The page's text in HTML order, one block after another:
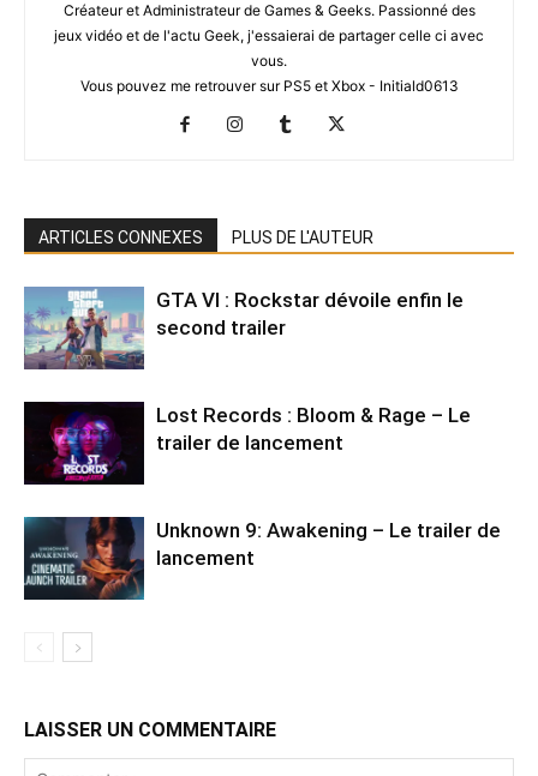
Créateur et Administrateur de Games & Geeks. Passionné des
jeux vidéo et de l'actu Geek, j'essaierai de partager celle ci avec
vous.
Vous pouvez me retrouver sur PS5 et Xbox - Initiald0613
ARTICLES CONNEXES PLUS DE L'AUTEUR
GTA VI : Rockstar dévoile enfin le
second trailer
Lost Records : Bloom & Rage – Le
trailer de lancement
Unknown 9: Awakening – Le trailer de
lancement
LAISSER UN COMMENTAIRE